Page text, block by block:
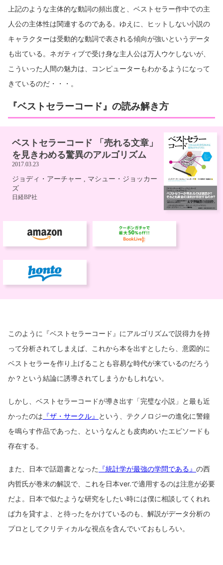
上記のような主体的な動詞の頻出度と、ベストセラー作中での主
人公の主体性は関連するのである。ゆえに、ヒットしない小説の
キャラクターは受動的な動詞で表される傾向が強いというデータ
も出ている。ネガティブで受け身な主人公は万人ウケしないが、
こういった人間の魅力は、コンピューターもわかるようになって
きているのだ・・・。
『ベストセラーコード』の読み解き方
このように『ベストセラーコード』にアルゴリズムで説得力を持
って分析されてしまえば、これから本を出すとしたら、意図的に
ベストセラーを作り上げることも容易な時代が来ているのだろう
か？という結論に誘導されてしまうかもしれない。
しかし、ベストセラーコードが導き出す「完璧な小説」と最も近
かったのは 『ザ・サークル』 という、テクノロジーの進化に警鐘
を鳴らす作品であった、というなんとも皮肉めいたエピソードも
存在する。
また、日本で話題書となった 『統計学が最強の学問である』 の西
内哲氏が巻末の解説で、これを日本ver.で適用するのは注意が必要
だよ。日本で似たような研究をしたい時には僕に相談してくれれ
ば力を貸すよ、と待ったをかけているのも、解説がデータ分析の
プロとしてクリティカルな視点を含んでいておもしろい。